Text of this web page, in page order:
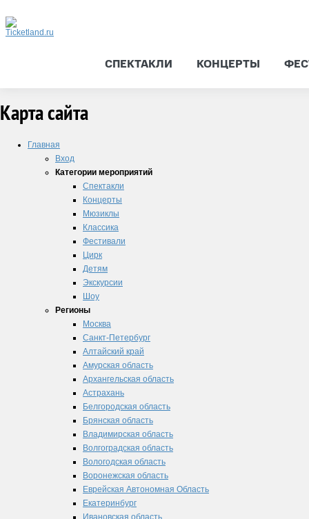
СПЕКТАКЛИ КОНЦЕРТЫ
Карта сайта
Главная
Вход
Категории мероприятий
Спектакли
Концерты
Мюзиклы
Классика
Фестивали
Цирк
Детям
Экскурсии
Шоу
Регионы
Москва
Санкт-Петербург
Алтайский край
Амурская область
Архангельская область
Астрахань
Белгородская область
Брянская область
Владимирская область
Волгоградская область
Вологодская область
Воронежская область
Еврейская Автономная Область
Екатеринбург
Ивановская область